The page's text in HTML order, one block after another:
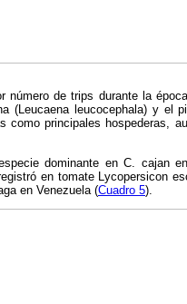
número de trips durante la
(Leucaena leucocephala) y el
principales hospederas,
dominante en C. cajan
en tomate Lycopersicon
en Venezuela (Cuadro 5).